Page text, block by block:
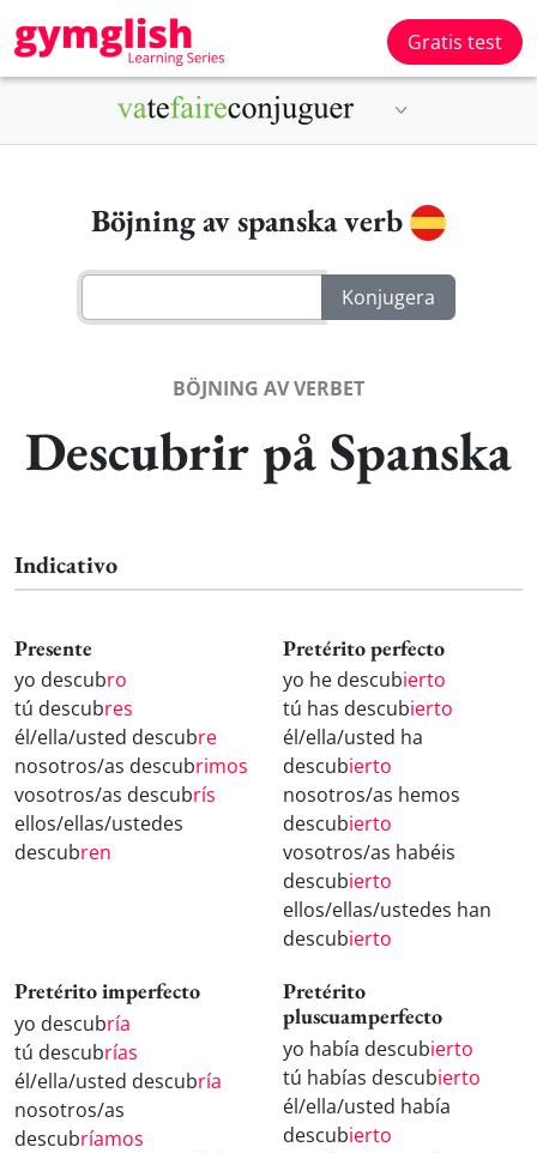
Gratis test
Böjning av spanska verb
BÖJNING AV VERBET
Descubrir på Spanska
Indicativo
Presente
yo descubro
tú descubres
él/ella/usted descubre
nosotros/as descubrimos
vosotros/as descubrís
ellos/ellas/ustedes
descubren
Pretérito perfecto
yo he descubierto
tú has descubierto
él/ella/usted ha
descubierto
nosotros/as hemos
descubierto
vosotros/as habéis
descubierto
ellos/ellas/ustedes han
descubierto
Pretérito imperfecto
yo descubría
tú descubrías
él/ella/usted descubría
nosotros/as
descubríamos
Pretérito
pluscuamperfecto
yo había descubierto
tú habías descubierto
él/ella/usted había
descubierto